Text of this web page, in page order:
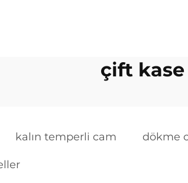
çift
kalın temperli cam dökme